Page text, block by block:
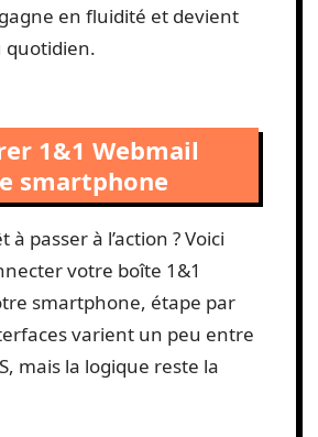
en fluidité et devient
quotidien.
1&1 Webmail
smartphone
à passer à l’action ? Voici
votre boîte 1&1
smartphone, étape par
varient un peu entre
mais la logique reste la